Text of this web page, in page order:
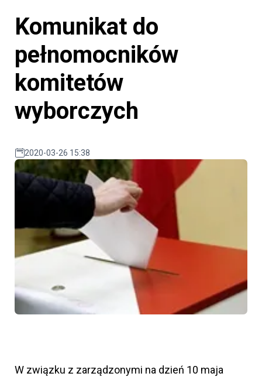
Komunikat do
pełnomocników
komitetów
wyborczych
2020-03-26 15:38
W związku z zarządzonymi na dzień 10 maja